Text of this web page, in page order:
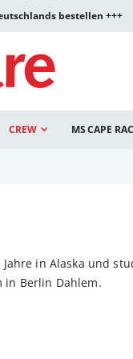
bestellen +++
CREW MS CAPE
in Alaska und
in Berlin Dahlem.